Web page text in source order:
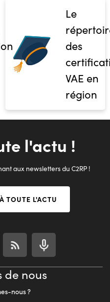
Le
des
VAE en
région
l'actu !
aux newsletters du C2RP !
TOUTE L'ACTU
de nous
nous ?